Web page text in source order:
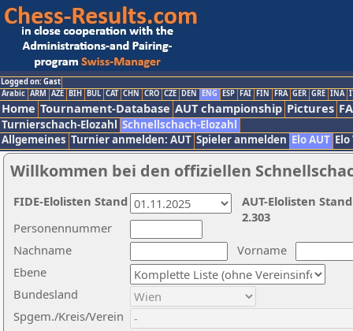
Logged on: Gast
Arabic ARM AZE BIH BUL CAT CHN CRO CZE DEN ENG ESP FAI FIN FRA GER GRE INA
Home Tournament-Database AUT championship Pictures
Turnierschach-Elozahl Schnellschach-Elozahl
Allgemeines Turnier anmelden: AUT Spieler anmelden Elo AUT
Willkommen bei den offiziellen
Nachname
Vorname
Ebene
Personennummer
Bundesland
Spgem./Kreis/Verein
AUT-Elolisten
2.303
FIDE-Elolisten Stand